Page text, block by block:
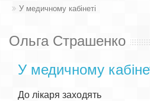
У медичному кабінеті
Ольга Страшенко
У медичному
До лікаря заходять